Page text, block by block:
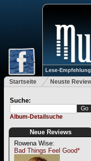
Lese-
Startseite Neuste
Suche:
Album-Detailsuche
Neue Reviews
Rowena Wise:
Bad Things Feel Good*